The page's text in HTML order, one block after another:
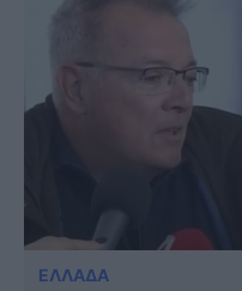
ΕΛΛΑΔΑ